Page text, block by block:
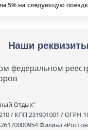
5% на следующую
Наши реквизиты
федеральном
Отдых"
/ КПП 231901001 / ОГРН
Филиал